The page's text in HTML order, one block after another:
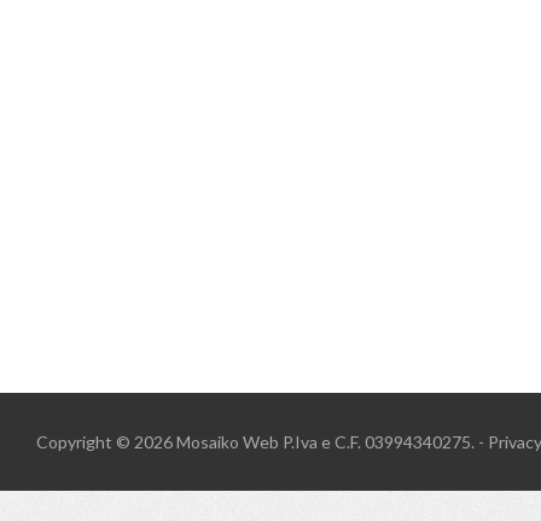
Copyright © 2026Mosaiko Web P.Iva e C.F. 03994340275. - Privacy